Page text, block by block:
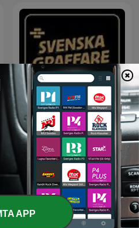
Svenska Graffare Podcast
APP